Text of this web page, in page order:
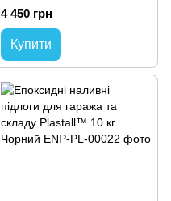
4 450 грн
Купити